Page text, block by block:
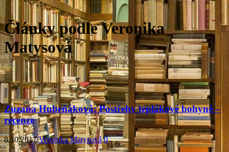
Články podle Veronika
Matysová
Zuzana Hubeňáková: Postřehy teplákové bohyně –
recenze
8.10.2017 Veronika Matysová 0